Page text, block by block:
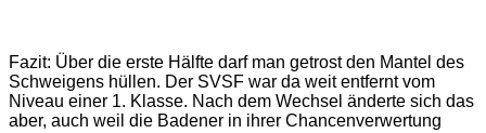
Fazit: Über die erste Hälfte darf man getrost den Mantel des
Schweigens hüllen. Der SVSF war da weit entfernt vom
Niveau einer 1. Klasse. Nach dem Wechsel änderte sich das
aber, auch weil die Badener in ihrer Chancenverwertung